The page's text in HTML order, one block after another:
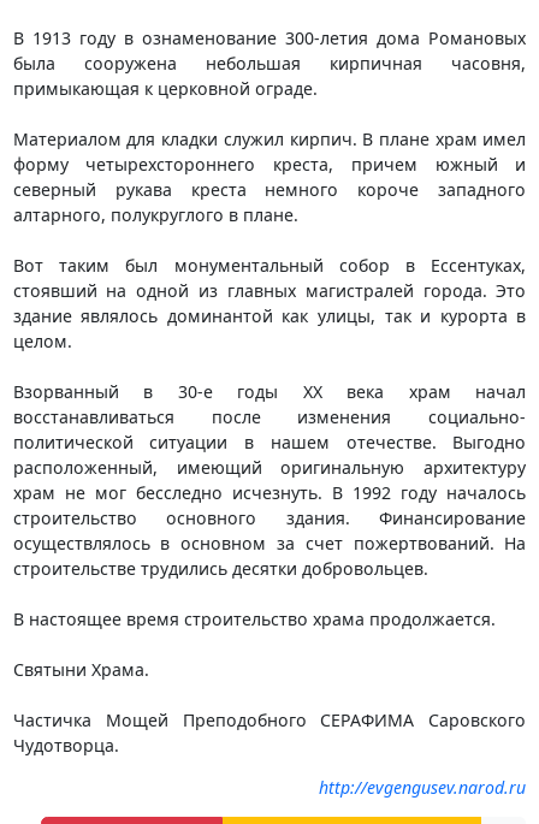
В 1913 году в ознаменование 300-летия дома Романовых
была сооружена небольшая кирпичная часовня,
примыкающая к церковной ограде.
Материалом для кладки служил кирпич. В плане храм имел
форму четырехстороннего креста, причем южный и
северный рукава креста немного короче западного
алтарного, полукруглого в плане.
Вот таким был монументальный собор в Ессентуках,
стоявший на одной из главных магистралей города. Это
здание являлось доминантой как улицы, так и курорта в
целом.
Взорванный в 30-е годы ХХ века храм начал
восстанавливаться после изменения социально-
политической ситуации в нашем отечестве. Выгодно
расположенный, имеющий оригинальную архитектуру
храм не мог бесследно исчезнуть. В 1992 году началось
строительство основного здания. Финансирование
осуществлялось в основном за счет пожертвований. На
строительстве трудились десятки добровольцев.
В настоящее время строительство храма продолжается.
Святыни Храма.
Частичка Мощей Преподобного СЕРАФИМА Саровского
Чудотворца.
http://evgengusev.narod.ru